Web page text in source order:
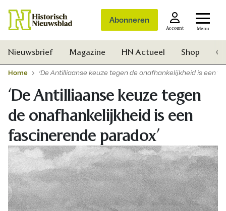
Abonneren
Account Menu
Nieuwsbrief Magazine HN Actueel Shop
Home ‘De Antilliaanse keuze tegen de onafhankelijkheid is een
‘De Antilliaanse keuze tegen
de onafhankelijkheid is een
fascinerende paradox’